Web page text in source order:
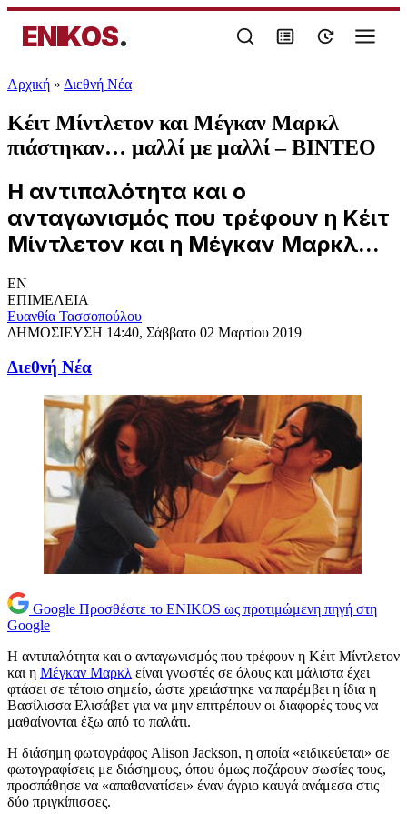
ENIKOS.
Αρχική » Διεθνή Νέα
Κέιτ Μίντλετον και Μέγκαν Μαρκλ
πιάστηκαν… μαλλί με μαλλί – ΒΙΝΤΕΟ
Η αντιπαλότητα και ο
ανταγωνισμός που τρέφουν η Κέιτ
Μίντλετον και η Μέγκαν Μαρκλ...
EN
ΕΠΙΜΕΛΕΙΑ
Ευανθία Τασσοπούλου
ΔΗΜΟΣΙΕΥΣΗ 14:40, Σάββατο 02 Μαρτίου 2019
Διεθνή Νέα
Google Προσθέστε το ENIKOS ως προτιμώμενη πηγή στη
Google
Η αντιπαλότητα και ο ανταγωνισμός που τρέφουν η Κέιτ Μίντλετον
και η Μέγκαν Μαρκλ είναι γνωστές σε όλους και μάλιστα έχει
φτάσει σε τέτοιο σημείο, ώστε χρειάστηκε να παρέμβει η ίδια η
Βασίλισσα Ελισάβετ για να μην επιτρέπουν οι διαφορές τους να
μαθαίνονται έξω από το παλάτι.
Η διάσημη φωτογράφος Alison Jackson, η οποία «ειδικεύεται» σε
φωτογραφίσεις με διάσημους, όπου όμως ποζάρουν σωσίες τους,
προσπάθησε να «απαθανατίσει» έναν άγριο καυγά ανάμεσα στις
δύο πριγκίπισσες.